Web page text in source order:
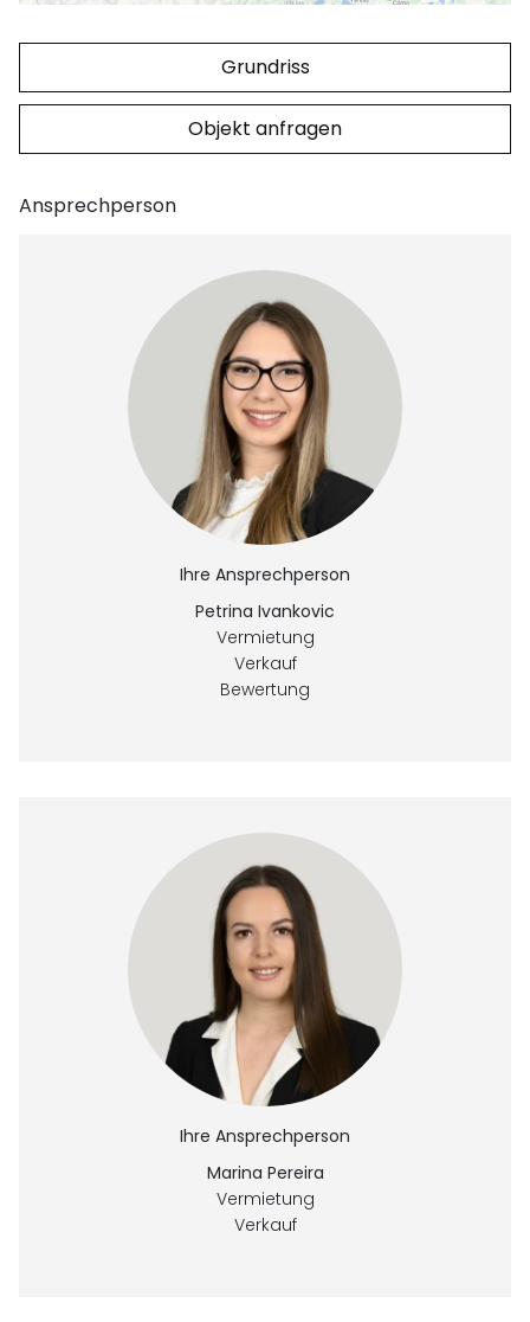
Grundriss
Objekt anfragen
Ansprechperson
Ihre Ansprechperson
Petrina Ivankovic
Vermietung
Verkauf
Bewertung
Ihre Ansprechperson
Marina Pereira
Vermietung
Verkauf